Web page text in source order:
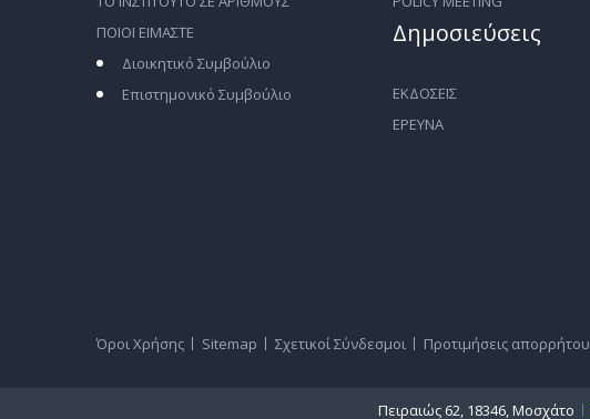
ΠΟΙΟΙ ΕΙΜΑΣΤΕ
Διοικητικό Συμβούλιο
Επιστημονικό Συμβούλιο
Δημοσιεύσεις
ΕΚΔΟΣΕΙΣ
ΕΡΕΥΝΑ
Όροι Χρήσης Sitemap Σχετικοί Σύνδεσμοι Προτιμήσεις απορρήτου
Πειραιώς 62, 18346, Μοσχάτο